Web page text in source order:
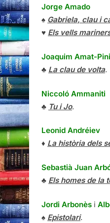
Jorge Amado
♠ Gabriela, clau i
♥ Els vells
Joaquim Amat-
♣ La clau de volta.
Niccoló Ammaniti
♣ Tu i Jo.
Leonid Andréiev
♦ La història dels
Sebastià Juan
♣ Els homes de la
Jordi Arbonès i
♠ Epistolari.